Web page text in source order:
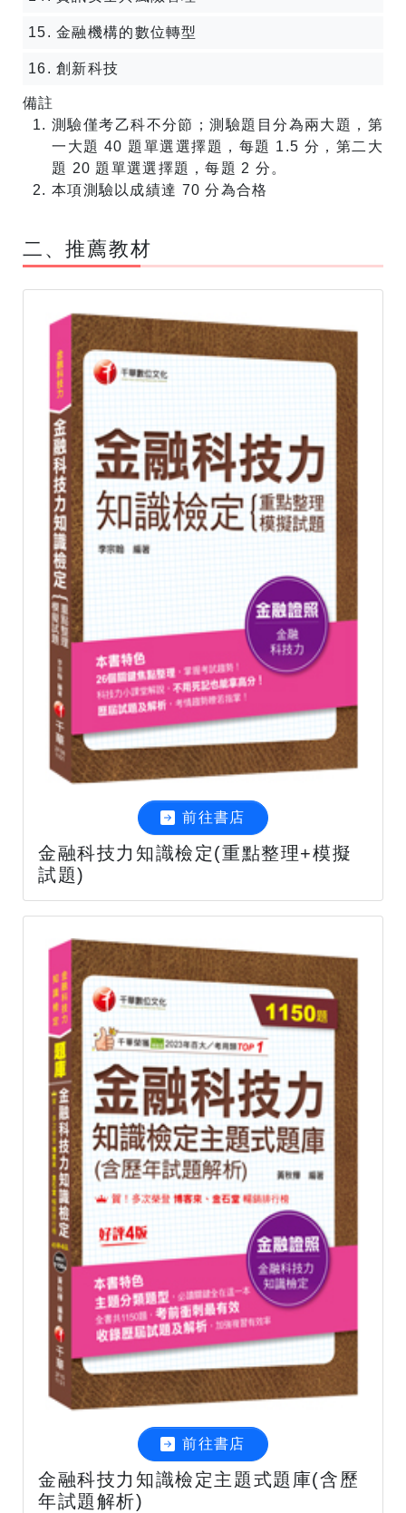
15. 金融機構的數位轉型
16. 創新科技
備註
測驗僅考乙科不分節；測驗題目分為兩大題，第
一大題 40 題單選選擇題，每題 1.5 分，第二大
題 20 題單選選擇題，每題 2 分。
本項測驗以成績達 70 分為合格
​二、推薦教材
前往書店
金融科技力知識檢定(重點整理+模擬
試題)
前往書店
金融科技力知識檢定主題式題庫(含歷
年試題解析)